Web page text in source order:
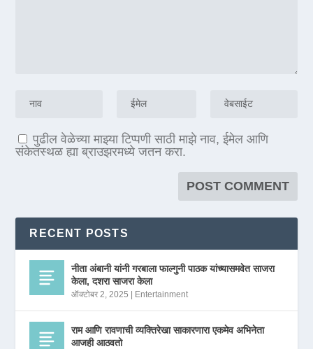
पुढील वेळेच्या माझ्या टिप्पणी साठी माझे नाव, ईमेल आणि
संकेतस्थळ ह्या ब्राउझरमध्ये जतन करा.
RECENT POSTS
नीता अंबानी यांनी गरबाला फाल्गुनी पाठक यांच्यासमवेत साजरा
केला, दशरा साजरा केला
ऑक्टोबर 2, 2025 | Entertainment
राम आणि रावणाची व्यक्तिरेखा साकारणारा एकमेव अभिनेता
आजही आठवतो